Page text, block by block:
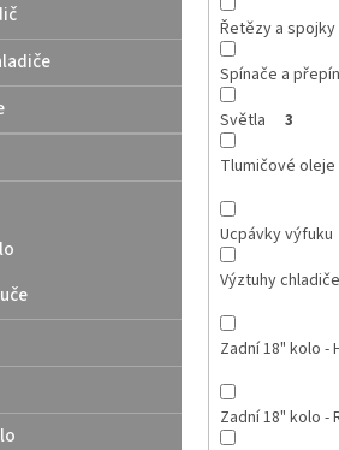
Řetězy a spojky
Spínače a
Světla 3
Tlumičové oleje
Ucpávky výfuku
Výztuhy chladiče
Zadní 18" kolo -
Zadní 18" kolo -